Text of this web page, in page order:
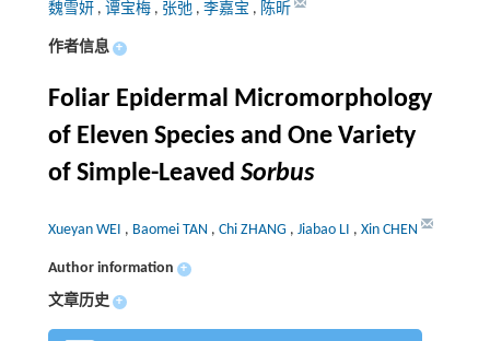
魏雪妍 , 谭宝梅 , 张弛 , 李嘉宝 , 陈昕
作者信息 +
Foliar Epidermal Micromorphology
of Eleven Species and One Variety
of Simple-Leaved Sorbus
Xueyan WEI , Baomei TAN , Chi ZHANG , Jiabao LI , Xin CHEN
Author information +
文章历史 +